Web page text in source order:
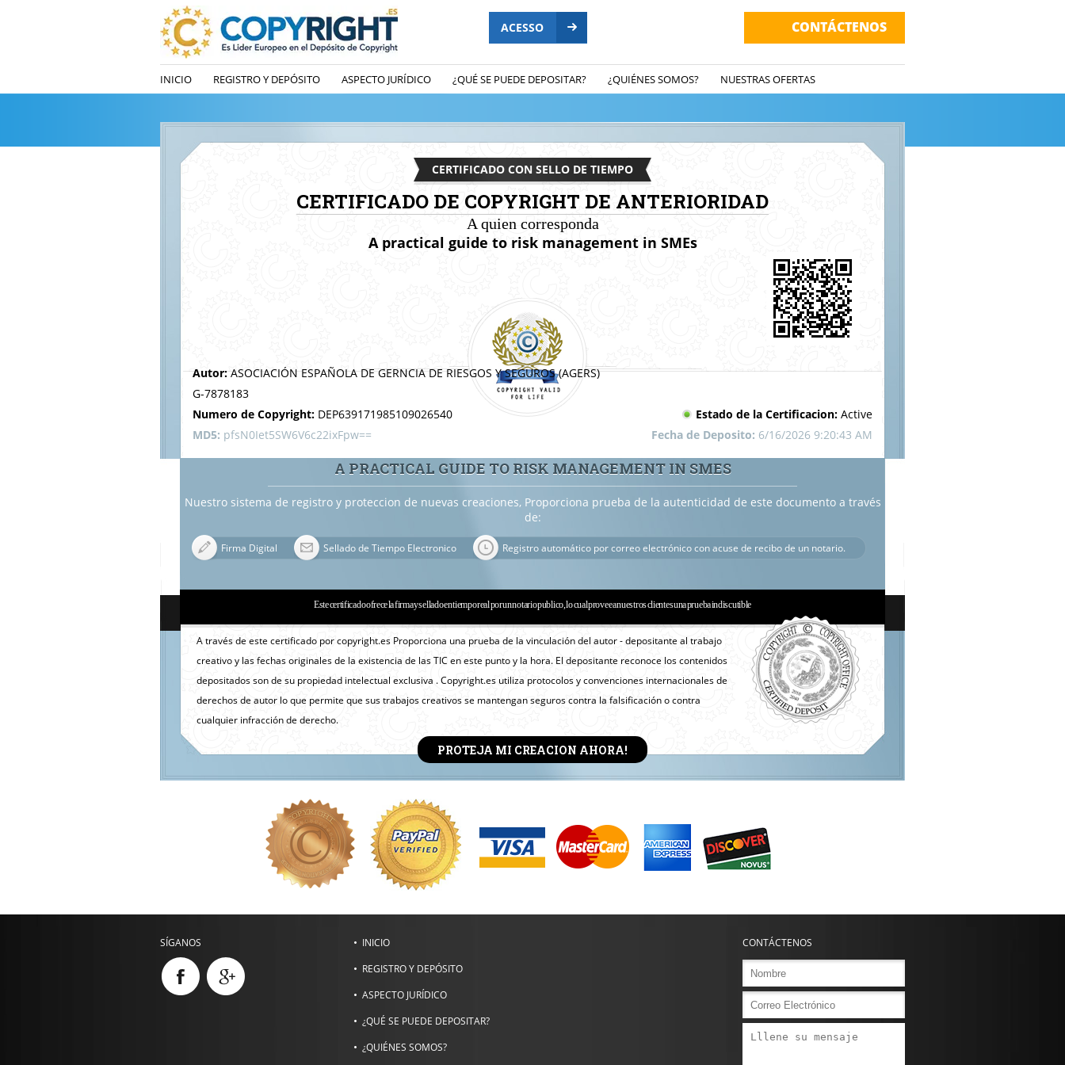
ACESSO CONTÁCTENOS
INICIO REGISTRO Y DEPÓSITO ASPECTO JURÍDICO ¿QUÉ SE PUEDE DEPOSITAR? ¿QUIÉNES SOMOS? NUESTRAS OFERTAS
CERTIFICADO CON SELLO DE TIEMPO
CERTIFICADO DE COPYRIGHT DE ANTERIORIDAD
A quien corresponda
A practical guide to risk management in SMEs
Autor: ASOCIACIÓN ESPAÑOLA DE GERNCIA DE RIESGOS Y SEGUROS (AGERS)
G-7878183
Numero de Copyright: DEP639171985109026540
MD5: pfsN0Iet5SW6V6c22ixFpw==
Estado de la Certificacion: Active
Fecha de Deposito: 6/16/2026 9:20:43 AM
A PRACTICAL GUIDE TO RISK MANAGEMENT IN SMES
Nuestro sistema de registro y proteccion de nuevas creaciones, Proporciona prueba de la autenticidad de este documento a través
de:
Firma Digital Sellado de Tiempo Electronico Registro automático por correo electrónico con acuse de recibo de un notario.
Este certificado ofrece la firma y sellado en tiempo real por un notario publico, lo cual provee a nuestros clientes una prueba indiscutible
A través de este certificado por copyright.es Proporciona una prueba de la vinculación del autor - depositante al trabajo
creativo y las fechas originales de la existencia de las TIC en este punto y la hora. El depositante reconoce los contenidos
depositados son de su propiedad intelectual exclusiva . Copyright.es utiliza protocolos y convenciones internacionales de
derechos de autor lo que permite que sus trabajos creativos se mantengan seguros contra la falsificación o contra
cualquier infracción de derecho.
PROTEJA MI CREACION AHORA!
SÍGANOS
INICIO
REGISTRO Y DEPÓSITO
ASPECTO JURÍDICO
¿QUÉ SE PUEDE DEPOSITAR?
¿QUIÉNES SOMOS?
CONTÁCTENOS